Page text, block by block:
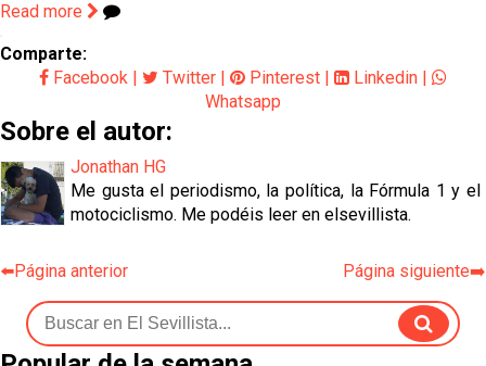
Read more
Comparte:
Facebook
Twitter Pinterest Linkedin
Whatsapp
Sobre el autor:
Jonathan HG
Me gusta el periodismo, la política, la Fórmula 1 y el
motociclismo. Me podéis leer en elsevillista.
⬅️Página anterior Página siguiente➡️